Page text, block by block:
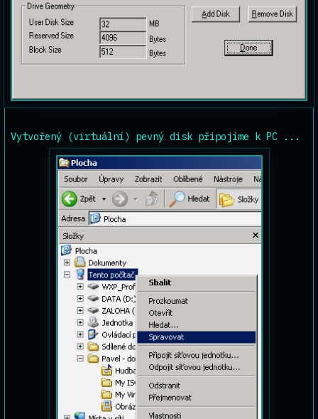
Vytvořený (virtuální) pevný disk připojíme k PC ...